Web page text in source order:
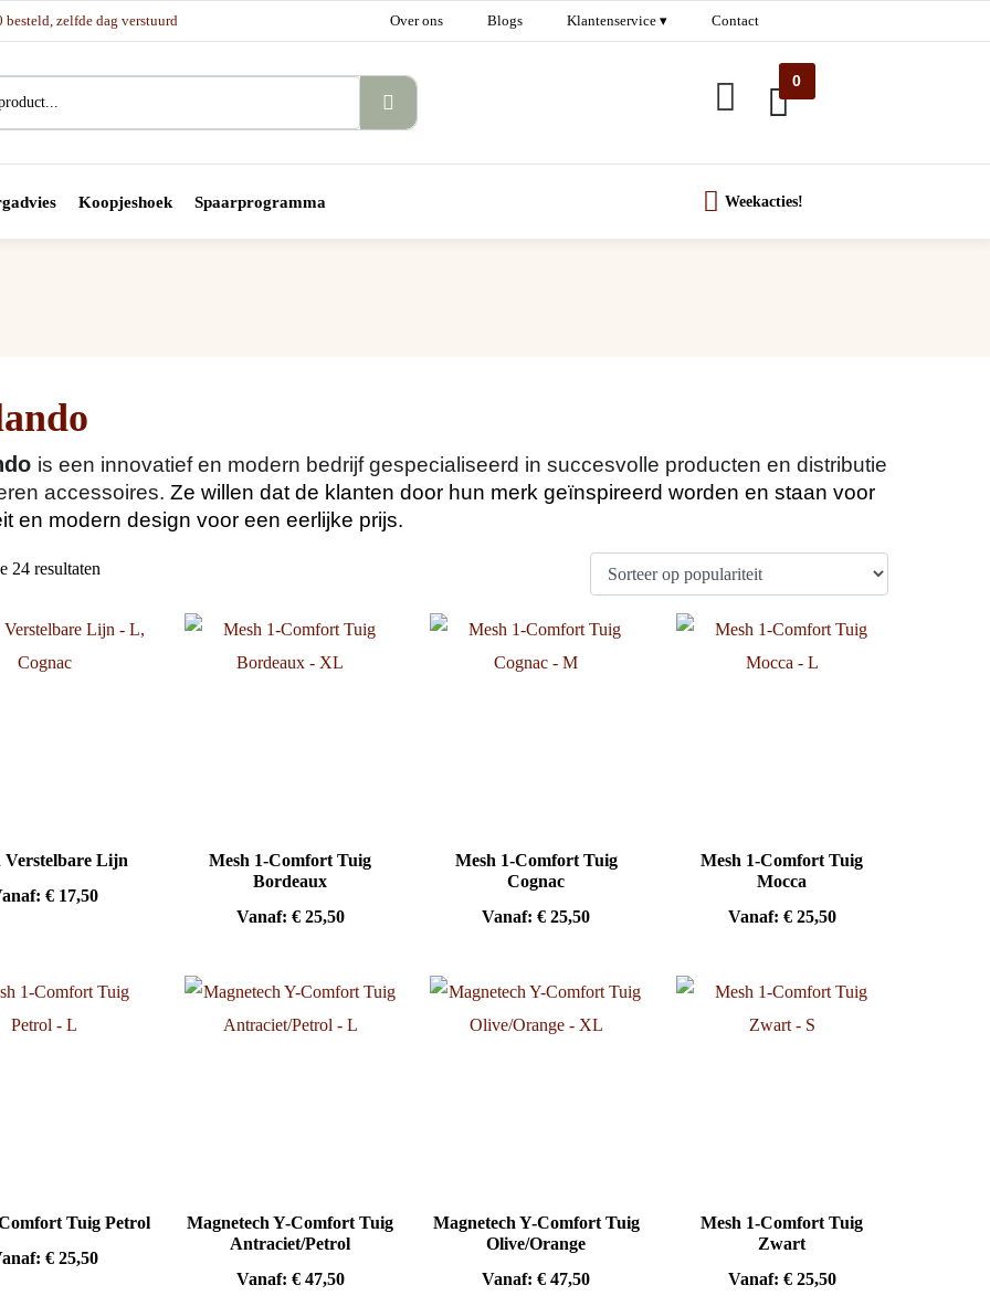
besteld, zelfde dag verstuurd Over ons Blogs Klantenservice ▾ Contact
0
Koopjeshoek Spaarprogramma Weekacties!
is een innovatief en modern bedrijf gespecialiseerd in succesvolle producten en distributie
accessoires. Ze willen dat de klanten door hun merk geïnspireerd worden en staan voor
en modern design voor een eerlijke prijs.
24 resultaten
Verstelbare Lijn
€ 17,50
Mesh 1-Comfort Tuig
Bordeaux
Vanaf: €25,50
Mesh 1-Comfort Tuig
Cognac
Vanaf:€ 25,50
Mesh 1-Comfort Tuig
Mocca
Vanaf: €25,50
Tuig Petrol
€ 25,50
Magnetech Y-Comfort Tuig
Antraciet/Petrol
Vanaf: €47,50
Magnetech Y-Comfort Tuig
Olive/Orange
Vanaf:€ 47,50
Mesh 1-Comfort Tuig
Zwart
Vanaf: €25,50